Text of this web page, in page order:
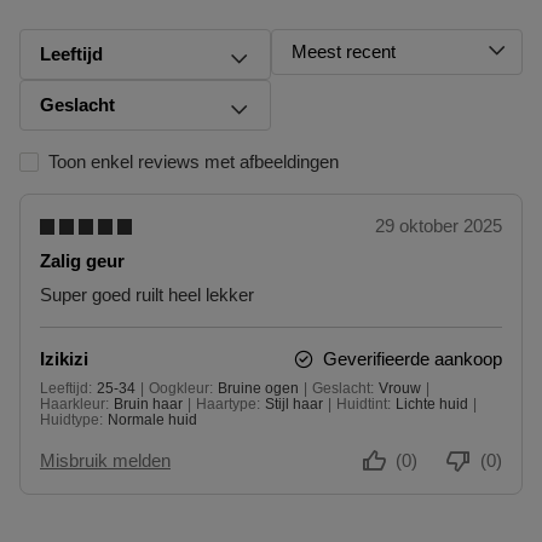
Je mag het product ook terugbrengen of omruilen in een winkel
vullen. Neem wel je orderbevestiging mee.
Ga naar meer info en FAQ’s over retourneren.
Leeftijd
Geslacht
Toon enkel reviews met afbeeldingen
Meest recent
29 oktober 2025
Zalig geur
Super goed ruilt heel lekker
Izikizi
Leeftijd
25 tot 34 25-34 Oogkleur Bruine ogen Geslacht Vrouw
Haarkleur
Bruin haar Haartype Stijl haar Huidtint
Lichte huid
Huidtype
Normale huid
Geverifieerde aankoop
Misbruik melden (0)
(0)